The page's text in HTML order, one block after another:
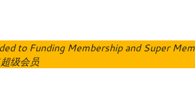
to Funding Membership and Super
级会员